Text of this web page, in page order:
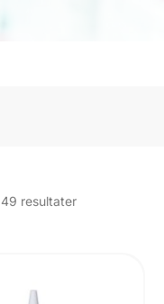
resultaterSorteret